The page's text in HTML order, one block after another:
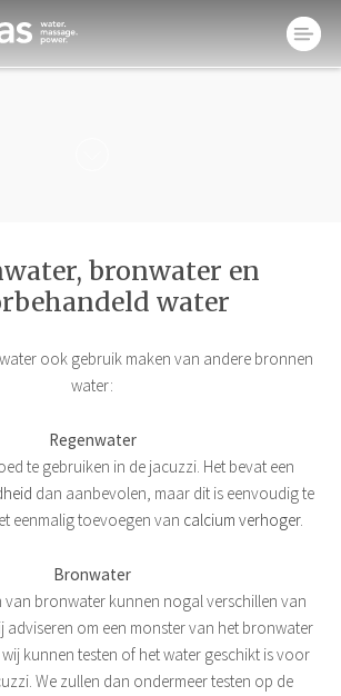
bronwater en
water
ook gebruik maken van andere bronnen
water:
Regenwater
te gebruiken in de jacuzzi. Het bevat een
dan aanbevolen, maar dit is eenvoudig te
eenmalig toevoegen van calcium verhoger.
Bronwater
van bronwater kunnen nogal verschillen van
adviseren om een monster van het bronwater
kunnen testen of het water geschikt is voor
We zullen dan ondermeer testen op de